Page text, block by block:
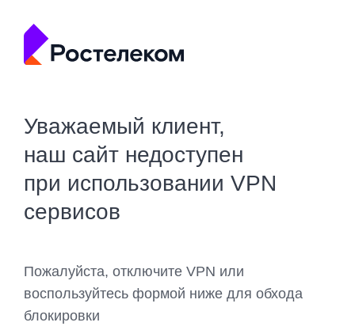
Уважаемый клиент,
наш сайт недоступен
при использовании VPN
сервисов
Пожалуйста, отключите VPN или
воспользуйтесь формой ниже для обхода
блокировки